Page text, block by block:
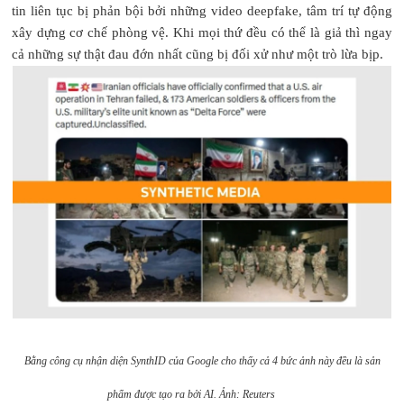
tin liên tục bị phản bội bởi những video deepfake, tâm trí tự động
xây dựng cơ chế phòng vệ. Khi mọi thứ đều có thể là giả thì ngay
cả những sự thật đau đớn nhất cũng bị đối xử như một trò lừa bịp.
Bằng công cụ nhận diện SynthID của Google cho thấy cả 4 bức ảnh này đều là sản
phẩm được tạo ra bởi AI.Ảnh: Reuters